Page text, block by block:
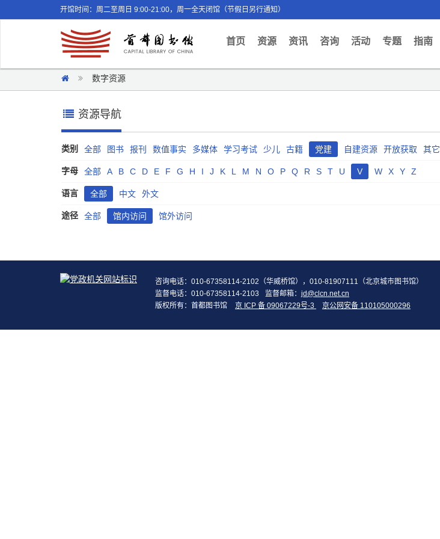
开馆时间：周二至周日 9:00-21:00，周一全天闭馆（节假日另行通知）
首页(current)
资源 资讯 咨询 活动 专题 指南
数字资源
资源导航
类别 全部 图书 报刊 数值事实 多媒体 学习考试 少儿 古籍 党建 自建资源 开放获取 其它
字母 全部 A B C D E F G H I J K L M N O P Q R S T U V W X Y Z
语言 全部 中文 外文
途径 全部 馆内访问 馆外访问
咨询电话：010-67358114-2102（华威桥馆），010-81907111（北京城市图书馆）
监督电话：010-67358114-2103
监督邮箱： jd@clcn.net.cn
版权所有：首都图书馆
京 ICP 备 09067229号-3 京公网安备 110105000296